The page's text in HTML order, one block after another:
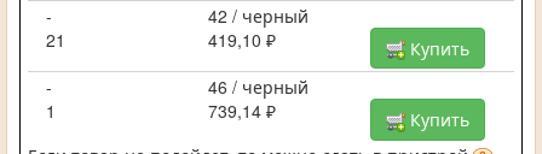
-
42 / черный
21
419,10 ₽
Купить
-
46 / черный
1
739,14 ₽
Купить